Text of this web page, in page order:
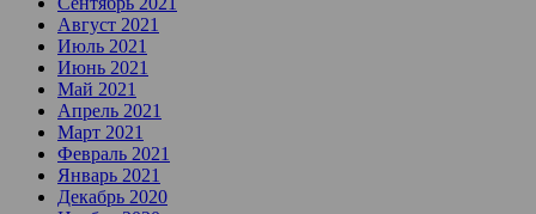
Август 2021
Июль 2021
Июнь 2021
Май 2021
Апрель 2021
Март 2021
Февраль 2021
Январь 2021
Декабрь 2020